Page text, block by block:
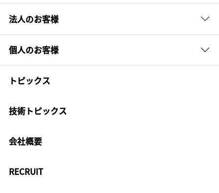
法人のお客様
個人のお客様
トピックス
技術トピックス
会社概要
RECRUIT